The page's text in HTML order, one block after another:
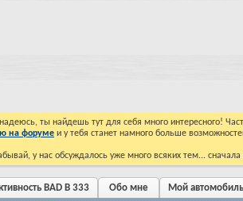
ты найдешь тут для себя много интересного!
на форуме и у тебя станет намного больше
у нас обсуждалось уже много всяких тем...
BAD B 333 Обо мне Мой автомобиль